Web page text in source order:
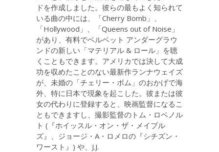
ドを作成しました。彼らの最もよく知られて
いる曲の中には、「Cherry Bomb」、
「Hollywood」、「Queens out of Noise」
があり、有料でベルベット アンダーグラウ
ンドの新しい「マテリアル & ロール」を聴
くこともできます。アメリカでは決して大成
功を収めたことのない最新作ランナウェイズ
が、未婚の「チェリー・ボム」のおかげで海
外、特に日本で現象を起こした。彼または彼
女の代わりに登録すると、映画監督になるこ
ともできますし、撮影監督のトム・ロベノル
ト (『ホイッスル・オン・ザ・メイプル
ズ』、ジョージ・A・ロメロの『シチズン・
ワースト』) や、J.J.